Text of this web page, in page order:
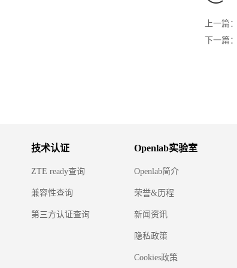
上一篇：
下一篇：
技术认证
ZTE ready查询
兼容性查询
第三方认证查询
Openlab实验室
Openlab简介
荣誉&历程
新闻资讯
隐私政策
Cookies政策